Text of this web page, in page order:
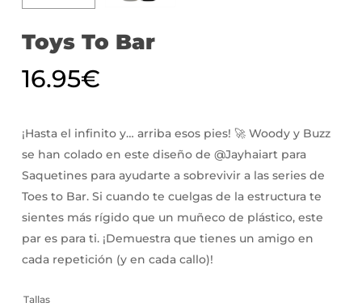
Toys To Bar
16.95€
¡Hasta el infinito y… arriba esos pies! 🚀 Woody y Buzz
se han colado en este diseño de @Jayhaiart para
Saquetines para ayudarte a sobrevivir a las series de
Toes to Bar. Si cuando te cuelgas de la estructura te
sientes más rígido que un muñeco de plástico, este
par es para ti. ¡Demuestra que tienes un amigo en
cada repetición (y en cada callo)!
Tallas